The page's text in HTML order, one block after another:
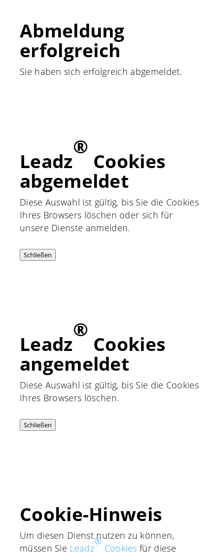
Abmeldung
erfolgreich
Sie haben sich erfolgreich abgemeldet.
Leadz
®
Cookies
abgemeldet
Diese Auswahl ist gültig, bis Sie die Cookies
Ihres Browsers löschen oder sich für
unsere Dienste anmelden.
Schließen
Leadz
®
Cookies
angemeldet
Diese Auswahl ist gültig, bis Sie die Cookies
Ihres Browsers löschen.
Schließen
Cookie-Hinweis
Um diesen Dienst nutzen zu können,
müssen Sie Leadz
®
Cookies für diese